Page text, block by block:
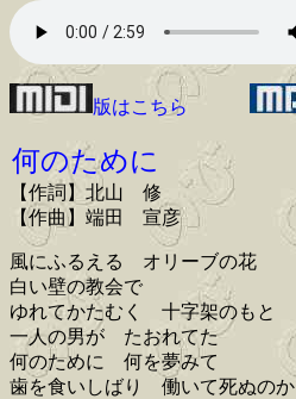
版はこちら
何のために
【作詞】北山 修
【作曲】端田 宣彦
風にふるえる オリーブの花
白い壁の教会で
ゆれてかたむく 十字架のもと
一人の男が たおれてた
何のために 何を夢みて
歯を食いしばり 働いて死ぬのか